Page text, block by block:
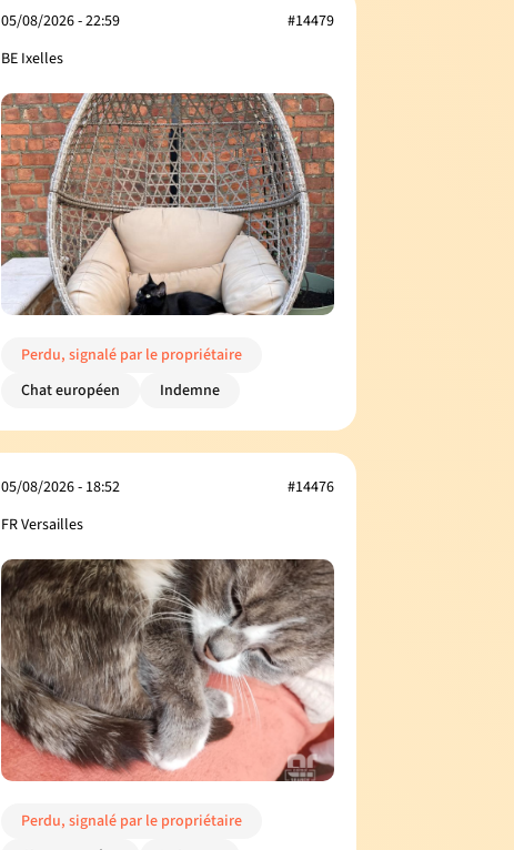
05/08/2026 - 22:59
BE Ixelles
#14479
Perdu, signalé par le propriétaire
Chat européen
Indemne
05/08/2026 - 18:52
FR Versailles
#14476
Perdu, signalé par le propriétaire